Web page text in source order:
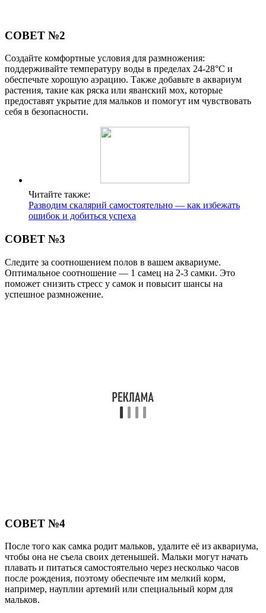
СОВЕТ №2
Создайте комфортные условия для размножения:
поддерживайте температуру воды в пределах 24-28°C и
обеспечьте хорошую аэрацию. Также добавьте в аквариум
растения, такие как ряска или яванский мох, которые
предоставят укрытие для мальков и помогут им чувствовать
себя в безопасности.
Читайте также:
Разводим скалярий самостоятельно — как избежать
ошибок и добиться успеха
СОВЕТ №3
Следите за соотношением полов в вашем аквариуме.
Оптимальное соотношение — 1 самец на 2-3 самки. Это
поможет снизить стресс у самок и повысит шансы на
успешное размножение.
СОВЕТ №4
После того как самка родит мальков, удалите её из аквариума,
чтобы она не съела своих детенышей. Мальки могут начать
плавать и питаться самостоятельно через несколько часов
после рождения, поэтому обеспечьте им мелкий корм,
например, науплии артемий или специальный корм для
мальков.